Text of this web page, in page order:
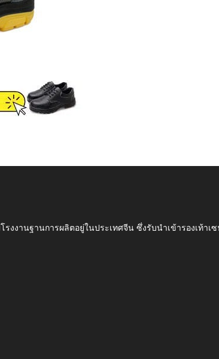
รงงานฐานการผลิตอยู่ในประเทศจีน ซึ่งรับนำเข้ารองเท้